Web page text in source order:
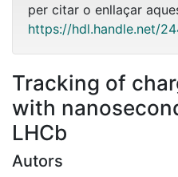
per citar o enllaçar
https://hdl.handle.net/
Tracking of
with
LHCb
Autors